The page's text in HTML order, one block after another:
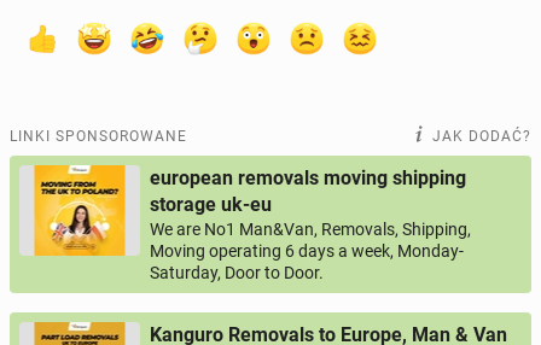
LINKI SPONSOROWANE JAK DODAĆ?
european removals moving shipping
storage uk-eu
We are No1 Man&Van, Removals, Shipping,
Moving operating 6 days a week, Monday-
Saturday, Door to Door.
Kanguro Removals to Europe, Man & Van